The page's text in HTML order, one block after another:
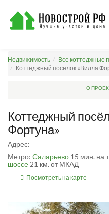
Недвижимость
Все коттеджные
Коттеджный посёлок «Вилла
О
Коттеджный
Фортуна»
Адрес:
Метро: Саларьево 15 мин. на
шоссе 21 км. от МКАД
Посмотреть на карте